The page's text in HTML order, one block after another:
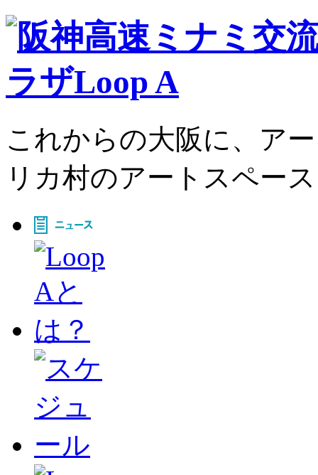
これからの大阪に、ア
リカ村のアートスペー